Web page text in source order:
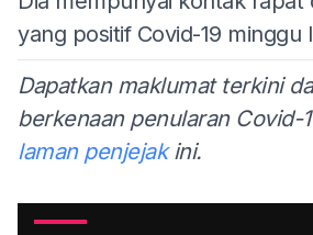
yang positif Covid-19 minggu
Dapatkan maklumat terkini
berkenaan penularan Covid-
laman penjejakini.